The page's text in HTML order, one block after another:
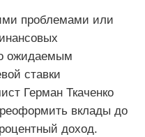
проблемами или
ожидаемым
ставки
Герман Ткаченко
вклады до
доход.